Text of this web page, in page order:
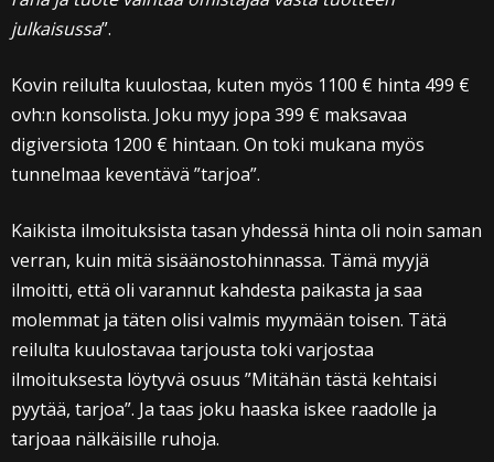
julkaisussa”.
Kovin reilulta kuulostaa, kuten myös 1100 € hinta 499 €
ovh:n konsolista. Joku myy jopa 399 € maksavaa
digiversiota 1200 € hintaan. On toki mukana myös
tunnelmaa keventävä ”tarjoa”.
Kaikista ilmoituksista tasan yhdessä hinta oli noin saman
verran, kuin mitä sisäänostohinnassa. Tämä myyjä
ilmoitti, että oli varannut kahdesta paikasta ja saa
molemmat ja täten olisi valmis myymään toisen. Tätä
reilulta kuulostavaa tarjousta toki varjostaa
ilmoituksesta löytyvä osuus ”Mitähän tästä kehtaisi
pyytää, tarjoa”. Ja taas joku haaska iskee raadolle ja
tarjoaa nälkäisille ruhoja.